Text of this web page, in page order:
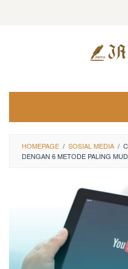
HOMEPAGE / SOSIAL MEDIA /
DENGAN 6 METODE PALING